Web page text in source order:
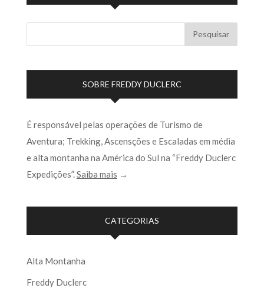
SOBRE FREDDY DUCLERC
É responsável pelas operações de Turismo de
Aventura; Trekking, Ascensções e Escaladas em média
e alta montanha na América do Sul na “Freddy Duclerc
Expedições”.Saiba mais →
CATEGORIAS
Alta Montanha
Freddy Duclerc